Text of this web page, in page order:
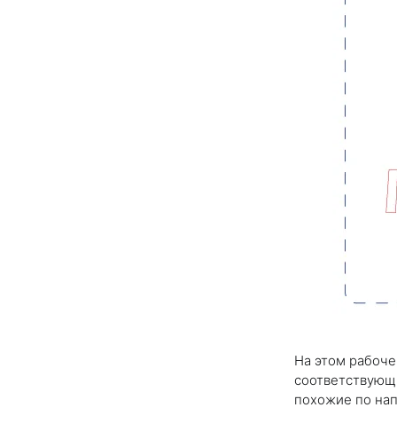
На этом
похожие по